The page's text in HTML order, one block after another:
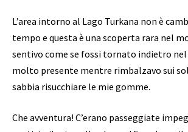
L’area intorno al Lago Turkana non è
tempo e questa è una scoperta rara nel
sentivo come se fossi tornato indietro
molto presente mentre rimbalzavo sui
sabbia risucchiare le mie gomme.
Che avventura! C’erano passeggiate